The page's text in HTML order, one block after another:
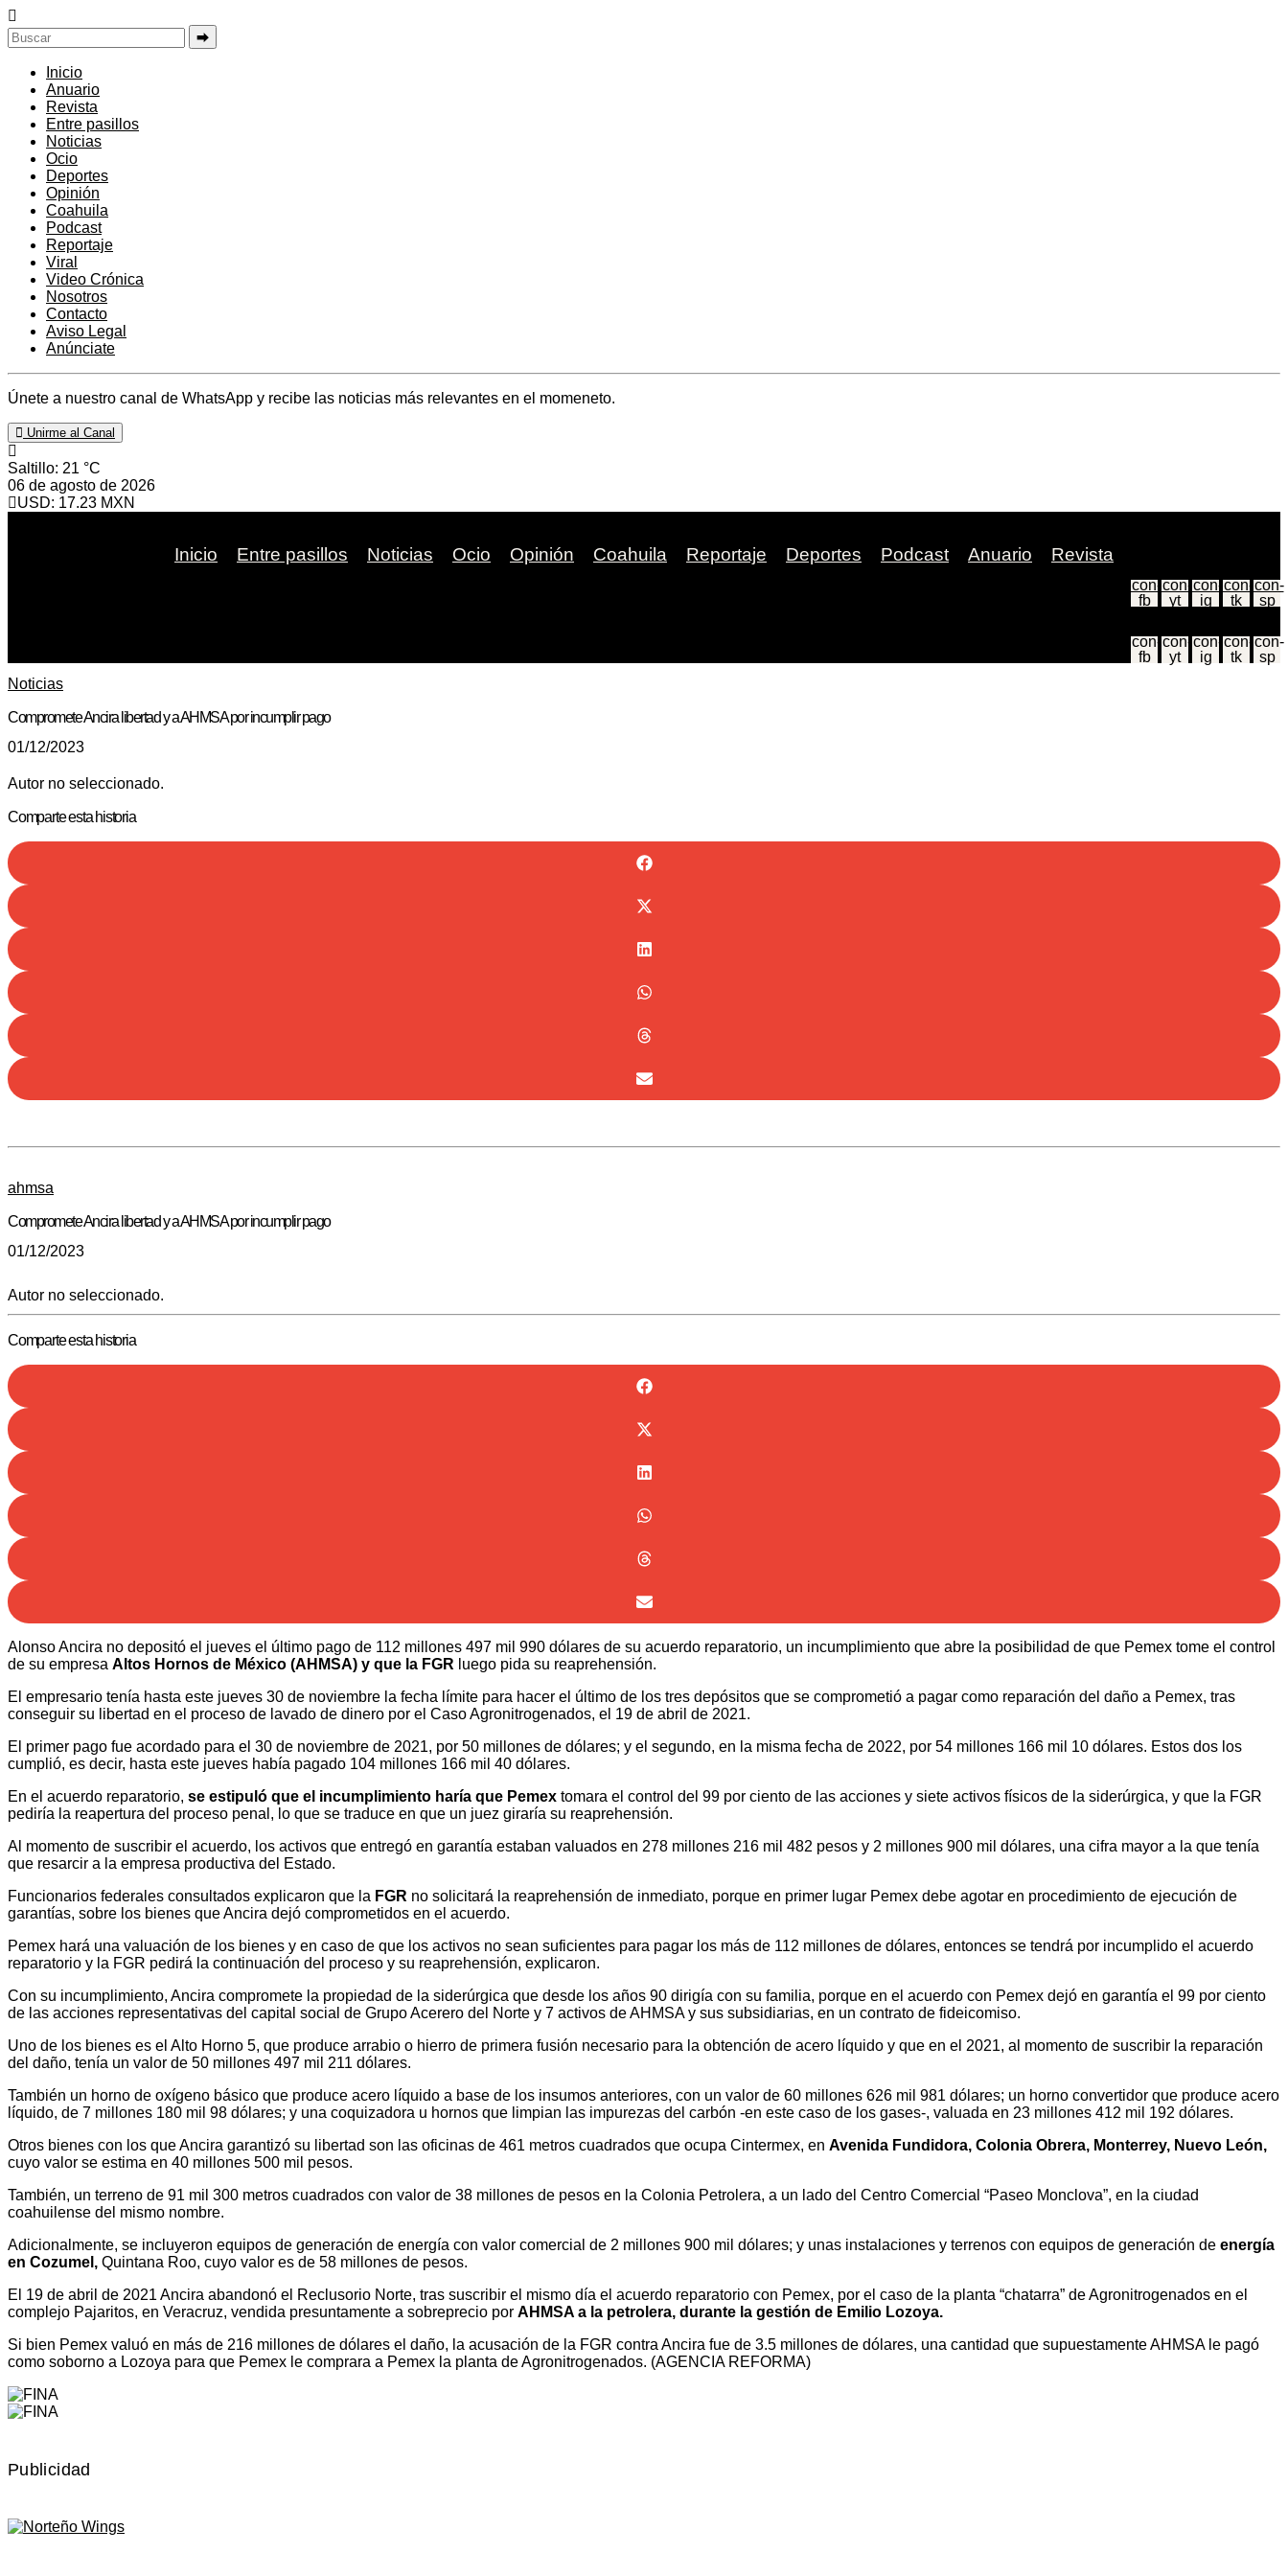
⮕
Inicio
Anuario
Revista
Entre pasillos
Noticias
Ocio
Deportes
Opinión
Coahuila
Podcast
Reportaje
Viral
Video Crónica
Nosotros
Contacto
Aviso Legal
Anúnciate
Únete a nuestro canal de WhatsApp y recibe las noticias más relevantes en el momeneto.
Unirme al Canal
Saltillo: 21 °C
06 de agosto de 2026
USD: 17.23 MXN
Inicio Entre pasillos Noticias Ocio Opinión Coahuila Reportaje Deportes Podcast Anuario Revista
Icon-
fb
Icon-
yt
Icon-
ig
Icon-
tk
Icon-
sp
Icon-
fb
Icon-
yt
Icon-
ig
Icon-
tk
Icon-
sp
Noticias
Compromete Ancira libertad y a AHMSA por incumplir pago
01/12/2023
Autor no seleccionado.
Comparte esta historia
ahmsa
Compromete Ancira libertad y a AHMSA por incumplir pago
01/12/2023
Autor no seleccionado.
Comparte esta historia
Alonso Ancira no depositó el jueves el último pago de 112 millones 497 mil 990 dólares de su acuerdo reparatorio, un incumplimiento que abre la posibilidad de que Pemex tome el control
de su empresa Altos Hornos de México (AHMSA) y que la FGR luego pida su reaprehensión.
El empresario tenía hasta este jueves 30 de noviembre la fecha límite para hacer el último de los tres depósitos que se comprometió a pagar como reparación del daño a Pemex, tras
conseguir su libertad en el proceso de lavado de dinero por el Caso Agronitrogenados, el 19 de abril de 2021.
El primer pago fue acordado para el 30 de noviembre de 2021, por 50 millones de dólares; y el segundo, en la misma fecha de 2022, por 54 millones 166 mil 10 dólares. Estos dos los
cumplió, es decir, hasta este jueves había pagado 104 millones 166 mil 40 dólares.
En el acuerdo reparatorio, se estipuló que el incumplimiento haría que Pemex tomara el control del 99 por ciento de las acciones y siete activos físicos de la siderúrgica, y que la FGR
pediría la reapertura del proceso penal, lo que se traduce en que un juez giraría su reaprehensión.
Al momento de suscribir el acuerdo, los activos que entregó en garantía estaban valuados en 278 millones 216 mil 482 pesos y 2 millones 900 mil dólares, una cifra mayor a la que tenía
que resarcir a la empresa productiva del Estado.
Funcionarios federales consultados explicaron que la FGR no solicitará la reaprehensión de inmediato, porque en primer lugar Pemex debe agotar en procedimiento de ejecución de
garantías, sobre los bienes que Ancira dejó comprometidos en el acuerdo.
Pemex hará una valuación de los bienes y en caso de que los activos no sean suficientes para pagar los más de 112 millones de dólares, entonces se tendrá por incumplido el acuerdo
reparatorio y la FGR pedirá la continuación del proceso y su reaprehensión, explicaron.
Con su incumplimiento, Ancira compromete la propiedad de la siderúrgica que desde los años 90 dirigía con su familia, porque en el acuerdo con Pemex dejó en garantía el 99 por ciento
de las acciones representativas del capital social de Grupo Acerero del Norte y 7 activos de AHMSA y sus subsidiarias, en un contrato de fideicomiso.
Uno de los bienes es el Alto Horno 5, que produce arrabio o hierro de primera fusión necesario para la obtención de acero líquido y que en el 2021, al momento de suscribir la reparación
del daño, tenía un valor de 50 millones 497 mil 211 dólares.
También un horno de oxígeno básico que produce acero líquido a base de los insumos anteriores, con un valor de 60 millones 626 mil 981 dólares; un horno convertidor que produce acero
líquido, de 7 millones 180 mil 98 dólares; y una coquizadora u hornos que limpian las impurezas del carbón -en este caso de los gases-, valuada en 23 millones 412 mil 192 dólares.
Otros bienes con los que Ancira garantizó su libertad son las oficinas de 461 metros cuadrados que ocupa Cintermex, en Avenida Fundidora, Colonia Obrera, Monterrey, Nuevo León,
cuyo valor se estima en 40 millones 500 mil pesos.
También, un terreno de 91 mil 300 metros cuadrados con valor de 38 millones de pesos en la Colonia Petrolera, a un lado del Centro Comercial “Paseo Monclova”, en la ciudad
coahuilense del mismo nombre.
Adicionalmente, se incluyeron equipos de generación de energía con valor comercial de 2 millones 900 mil dólares; y unas instalaciones y terrenos con equipos de generación de energía
en Cozumel, Quintana Roo, cuyo valor es de 58 millones de pesos.
El 19 de abril de 2021 Ancira abandonó el Reclusorio Norte, tras suscribir el mismo día el acuerdo reparatorio con Pemex, por el caso de la planta “chatarra” de Agronitrogenados en el
complejo Pajaritos, en Veracruz, vendida presuntamente a sobreprecio por AHMSA a la petrolera, durante la gestión de Emilio Lozoya.
Si bien Pemex valuó en más de 216 millones de dólares el daño, la acusación de la FGR contra Ancira fue de 3.5 millones de dólares, una cantidad que supuestamente AHMSA le pagó
como soborno a Lozoya para que Pemex le comprara a Pemex la planta de Agronitrogenados. (AGENCIA REFORMA)
Publicidad